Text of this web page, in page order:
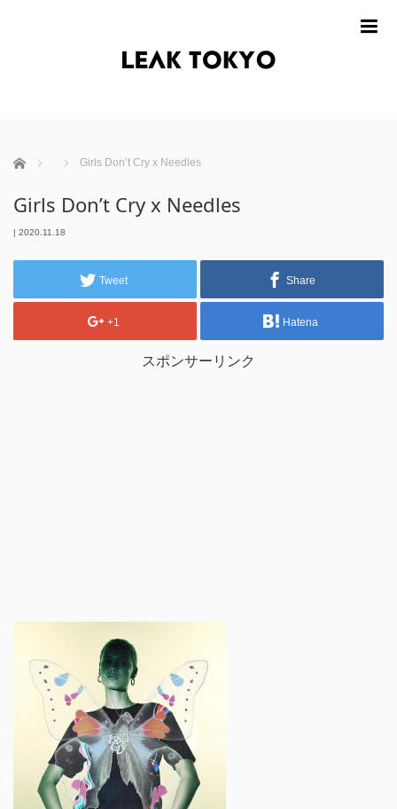
ホーム Girls Don’t Cry x Needles
Girls Don’t Cry x Needles
| 2020.11.18
Tweet Share
+1 Hatena
スポンサーリンク